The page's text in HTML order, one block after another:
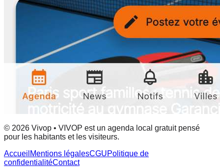
© 2026 Vivop • VIVOP est un agenda local gratuit pensé
pour les habitants et les visiteurs.
Accueil Mentions légalesCGUPolitique de
confidentialitéContact